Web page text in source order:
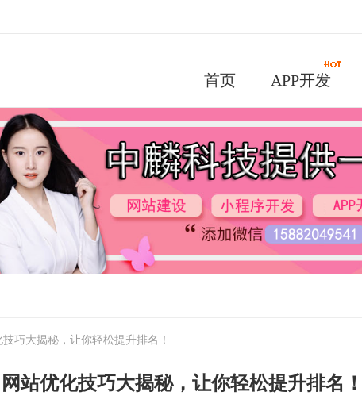
首页 APP开发
技巧大揭秘，让你轻松提升排名！
网站优化技巧大揭秘，让你轻松提升排名！